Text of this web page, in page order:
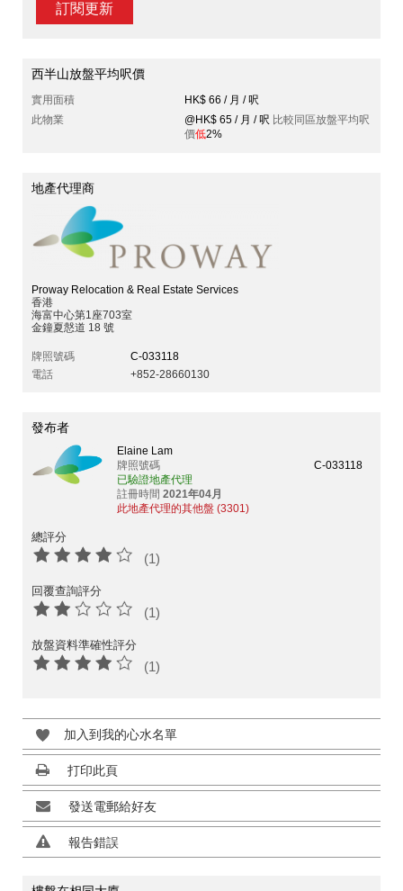
訂閱更新
西半山放盤平均呎價
實用面積
HK$ 66 / 月 / 呎
此物業
@HK$ 65 / 月 / 呎 比較同區放盤平均呎
價低2%
地產代理商
Proway Relocation & Real Estate Services
香港
海富中心第1座703室
金鐘夏慤道 18 號
牌照號碼
C-033118
電話
+852-28660130
發布者
Elaine Lam
牌照號碼
C-033118
已驗證地產代理
註冊時間 2021年04月
此地產代理的其他盤 (3301)
總評分
(1)
回覆查詢評分
(1)
放盤資料準確性評分
(1)
加入到我的心水名單
打印此頁
發送電郵給好友
報告錯誤